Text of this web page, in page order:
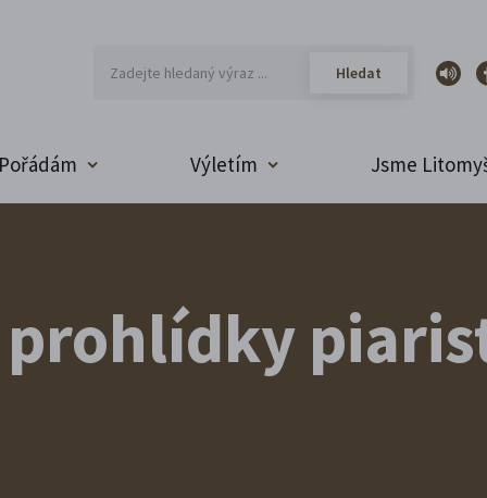
Pořádám Výletím Jsme
prohlídky